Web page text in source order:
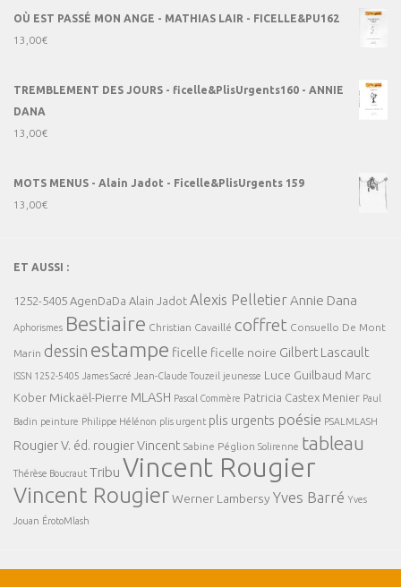
OÙ EST PASSÉ MON ANGE - MATHIAS LAIR - FICELLE&PU162
13,00€
TREMBLEMENT DES JOURS - ficelle&PlisUrgents160 - ANNIE
DANA
13,00€
MOTS MENUS - Alain Jadot - Ficelle&PlisUrgents 159
13,00€
ET AUSSI :
1252-5405 AgenDaDa Alain Jadot Alexis PelletierAnnie Dana
Aphorismes Bestiaire Christian Cavaillé coffret Consuello De Mont
Marin dessin estampe ficelle ficelle noire Gilbert Lascault
ISSN 1252-5405 James Sacré Jean-Claude Touzeil jeunesse Luce Guilbaud Marc
Kober Mickaël-Pierre MLASH Pascal Commère Patricia Castex Menier Paul
Badin peinture Philippe Hélénon plis urgent plis urgents poésie PSALMLASH
Rougier V. éd. rougier Vincent Sabine Péglion Solirenne tableau
Thérèse Boucraut Tribu Vincent Rougier
Vincent RougierWerner Lambersy Yves Barré Yves
Jouan ÉrotoMlash